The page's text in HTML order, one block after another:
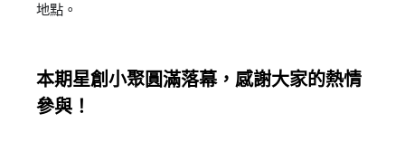
地點。
本期星創小聚圓滿落幕，感謝大家的熱情
參與！